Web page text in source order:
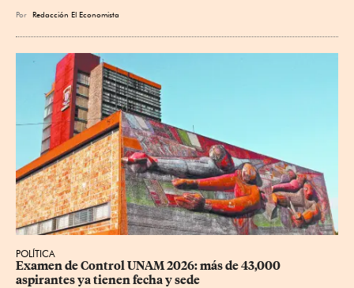
Por Redacción El Economista
POLÍTICA
Examen de Control UNAM 2026: más de 43,000
aspirantes ya tienen fecha y sede